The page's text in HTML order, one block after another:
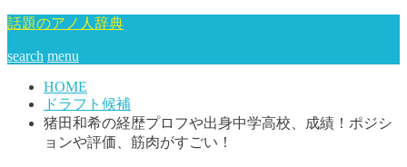
話題のアノ人辞典
search menu
HOME
ドラフト候補
猪田和希の経歴プロフや出身中学高校、成績！ポジシ
ョンや評価、筋肉がすごい！